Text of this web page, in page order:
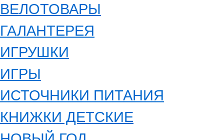
ВЕЛОТОВАРЫ
ГАЛАНТЕРЕЯ
ИГРУШКИ
ИГРЫ
ИСТОЧНИКИ ПИТАНИЯ
КНИЖКИ ДЕТСКИЕ